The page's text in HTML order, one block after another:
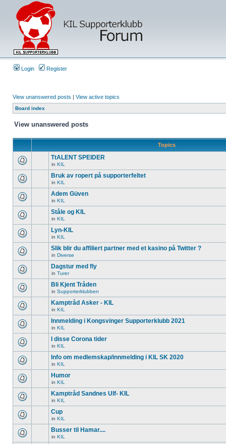
Login Register
View unanswered posts | View active topics
Board index
View unanswered posts
Topics
TtALENT SPEIDER
in KIL
Bruk av ropert på supporterfeltet
in KIL
Adem Güven
in KIL
Ståle og KIL
in KIL
Lyn-KIL
in KIL
Slik blir du affiliert partner med et kasino på Twitter ?
in Diverse
Dagstur med fly
in Turer
Bli Kjent Tråden
in Supporterklubben
Kamptråd Asker - KIL
in KIL
Innmelding i Kongsvinger Supporterklubb 2021
in KIL
I disse Corona tider
in KIL
Info om medlemskap/innmelding i KIL SK 2020
in KIL
Humor
in KIL
Kamptråd Sandnes Ulf- KIL
in KIL
Cup
in KIL
Busser til Hamar....
in KIL